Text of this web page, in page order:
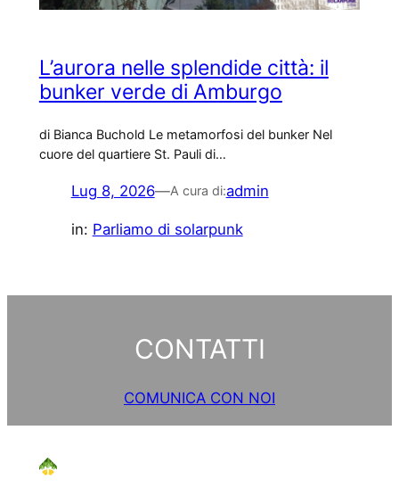
L’aurora nelle splendide città: il
bunker verde di Amburgo
di Bianca Buchold Le metamorfosi del bunker Nel
cuore del quartiere St. Pauli di…
Lug 8, 2026—A cura di:admin
in: Parliamo di solarpunk
CONTATTI
COMUNICA CON NOI